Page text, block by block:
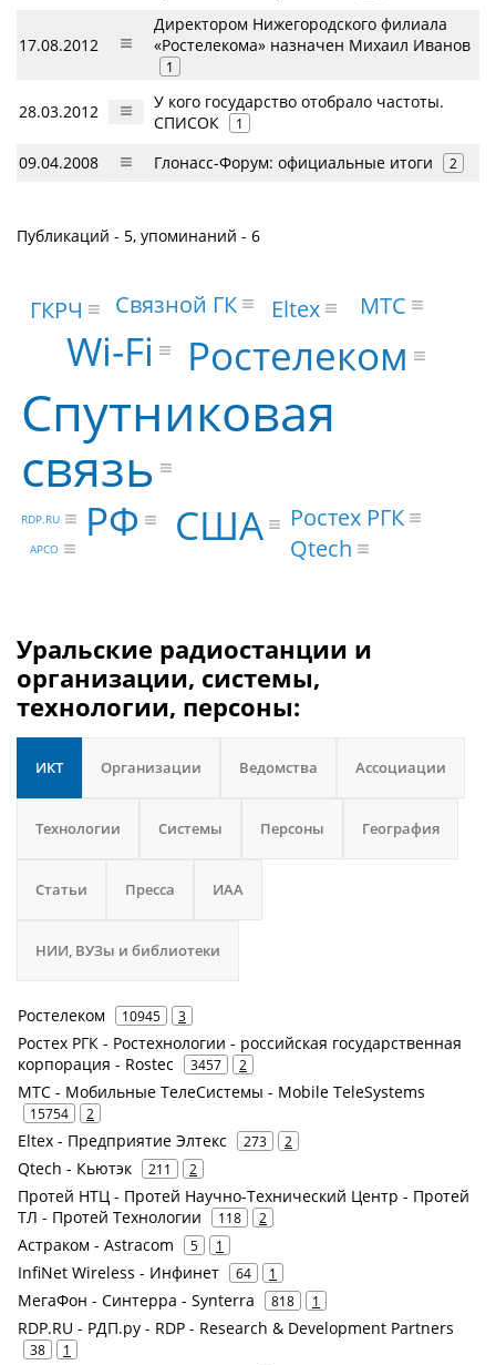
17.08.2012
Директором Нижегородского филиала
«Ростелекома» назначен Михаил Иванов
1
28.03.2012
У кого государство отобрало частоты.
СПИСОК
1
09.04.2008 Глонасс-Форум: официальные итоги 2
Публикаций - 5, упоминаний - 6
Спутниковая
связь
Ростелеком
Wi-Fi
РФ США Ростех РГК
МТС
Eltex
Qtech
Связной ГК
ГКРЧ
RDP.RU
APCO
Уральские радиостанции и
организации, системы,
технологии, персоны:
ИКТ Организации Ведомства Ассоциации
Технологии Системы Персоны География
Статьи Пресса ИАА
НИИ, ВУЗы и библиотеки
Ростелеком 10945 3
Ростех РГК - Ростехнологии - российская государственная
корпорация - Rostec
3457 2
МТС - Мобильные ТелеСистемы - Mobile TeleSystems
15754 2
Eltex - Предприятие Элтекс 273 2
Qtech - Кьютэк 211 2
Протей НТЦ - Протей Научно-Технический Центр - Протей
ТЛ - Протей Технологии
118 2
Астраком - Astracom 5 1
InfiNet Wireless - Инфинет 64 1
МегаФон - Синтерра - Synterra 818 1
RDP.RU - РДП.ру - RDP - Research & Development Partners
38 1